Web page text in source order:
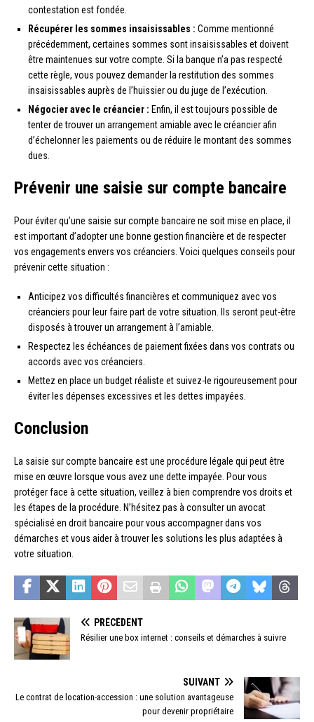
contestation est fondée.
Récupérer les sommes insaisissables : Comme mentionné
précédemment, certaines sommes sont insaisissables et doivent
être maintenues sur votre compte. Si la banque n’a pas respecté
cette règle, vous pouvez demander la restitution des sommes
insaisissables auprès de l’huissier ou du juge de l’exécution.
Négocier avec le créancier : Enfin, il est toujours possible de
tenter de trouver un arrangement amiable avec le créancier afin
d’échelonner les paiements ou de réduire le montant des sommes
dues.
Prévenir une saisie sur compte bancaire
Pour éviter qu’une saisie sur compte bancaire ne soit mise en place, il
est important d’adopter une bonne gestion financière et de respecter
vos engagements envers vos créanciers. Voici quelques conseils pour
prévenir cette situation :
Anticipez vos difficultés financières et communiquez avec vos
créanciers pour leur faire part de votre situation. Ils seront peut-être
disposés à trouver un arrangement à l’amiable.
Respectez les échéances de paiement fixées dans vos contrats ou
accords avec vos créanciers.
Mettez en place un budget réaliste et suivez-le rigoureusement pour
éviter les dépenses excessives et les dettes impayées.
Conclusion
La saisie sur compte bancaire est une procédure légale qui peut être
mise en œuvre lorsque vous avez une dette impayée. Pour vous
protéger face à cette situation, veillez à bien comprendre vos droits et
les étapes de la procédure. N’hésitez pas à consulter un avocat
spécialisé en droit bancaire pour vous accompagner dans vos
démarches et vous aider à trouver les solutions les plus adaptées à
votre situation.
PRÉCÉDENT
Résilier une box internet : conseils et démarches à suivre
SUIVANT
Le contrat de location-accession : une solution avantageuse
pour devenir propriétaire